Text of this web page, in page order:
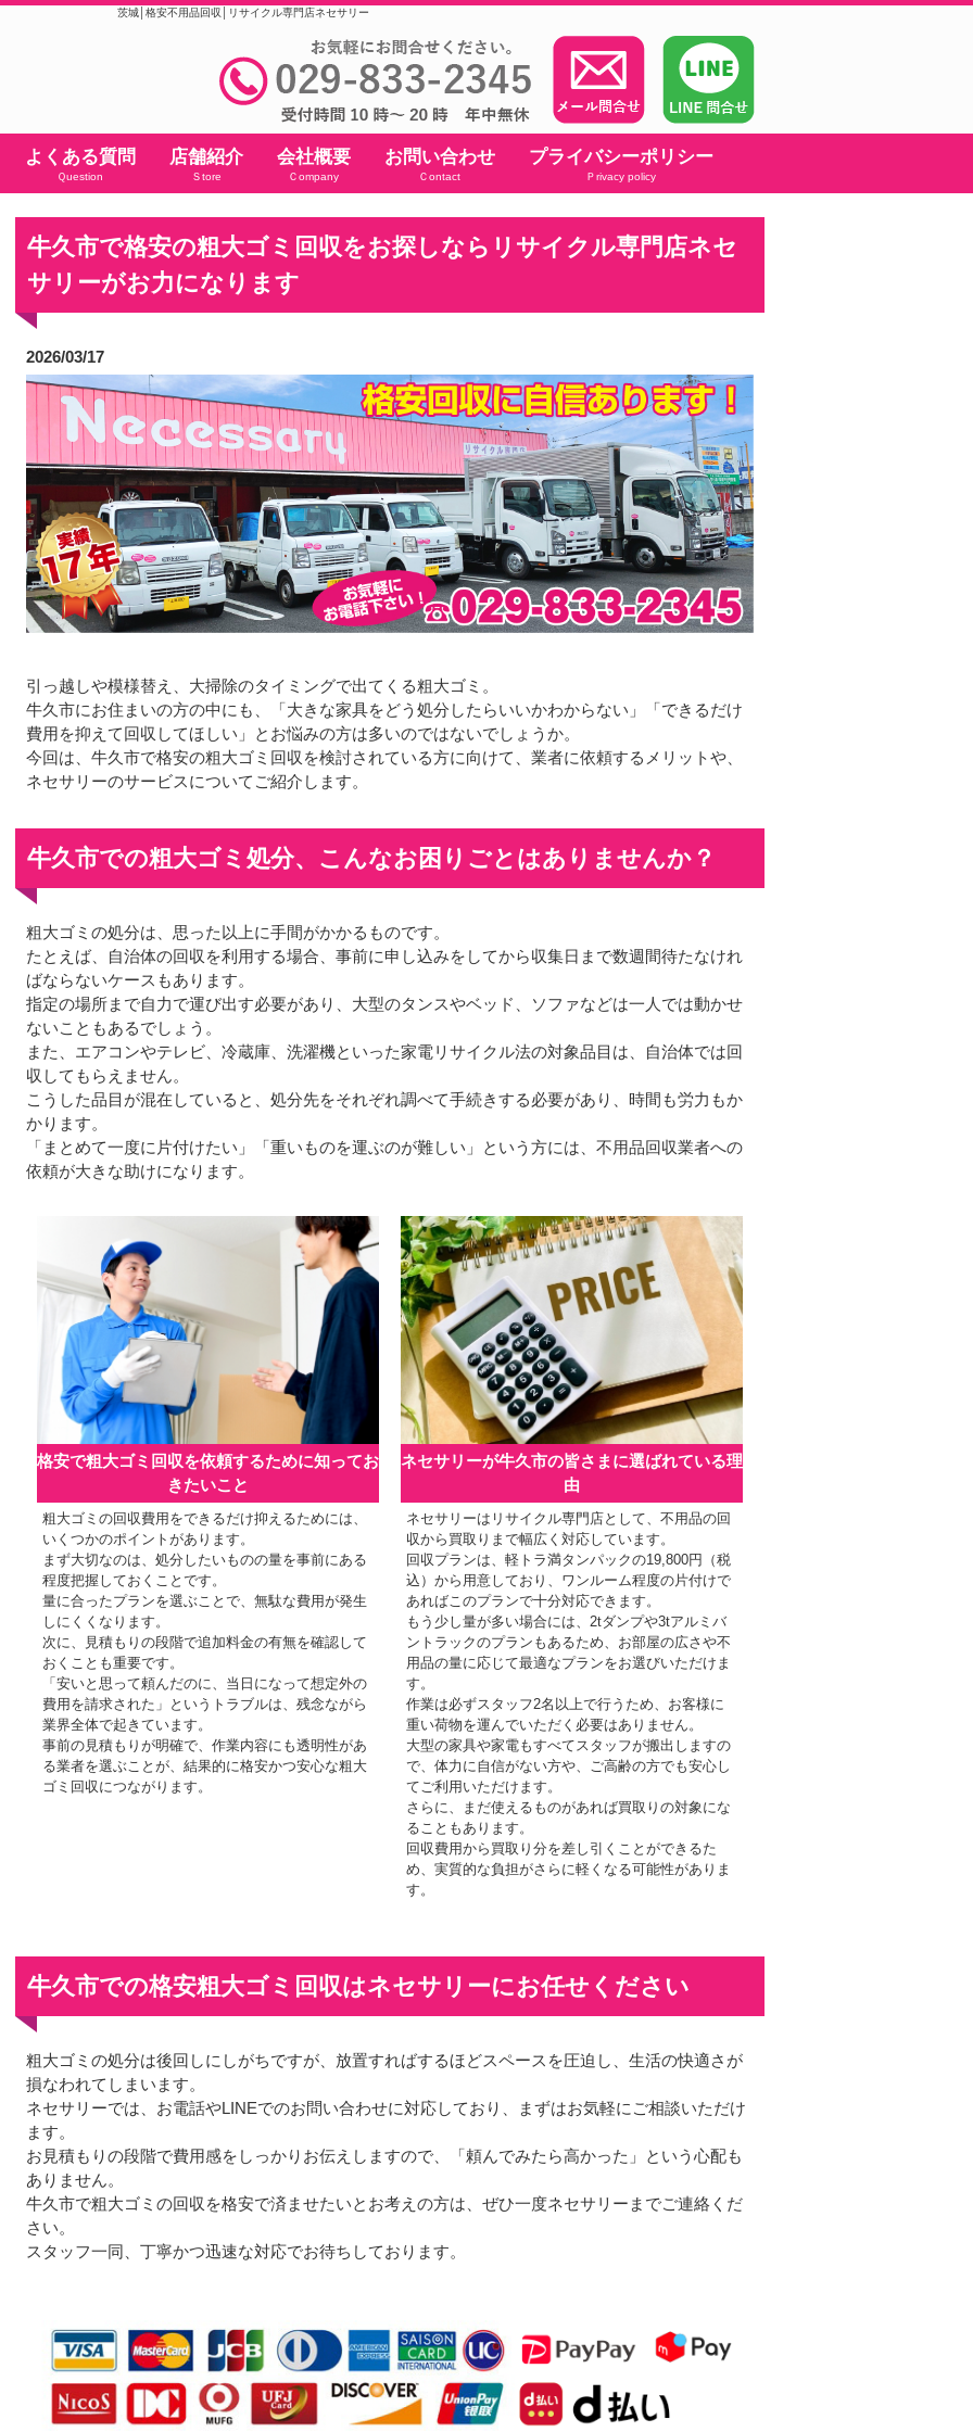
茨城│格安不用品回収│リサイクル専門店ネセサリー
よくある質問
Ｑuestion
店舗紹介
Ｓtore
会社概要
Ｃompany
お問い合わせ
Ｃontact
プライバシーポリシー
Ｐrivacy policy
牛久市で格安の粗大ゴミ回収をお探しならリサイクル専門店ネセ
サリーがお力になります
2026/03/17
引っ越しや模様替え、大掃除のタイミングで出てくる粗大ゴミ。
牛久市にお住まいの方の中にも、「大きな家具をどう処分したらいいかわからない」「できるだけ
費用を抑えて回収してほしい」とお悩みの方は多いのではないでしょうか。
今回は、牛久市で格安の粗大ゴミ回収を検討されている方に向けて、業者に依頼するメリットや、
ネセサリーのサービスについてご紹介します。
牛久市での粗大ゴミ処分、こんなお困りごとはありませんか？
粗大ゴミの処分は、思った以上に手間がかかるものです。
たとえば、自治体の回収を利用する場合、事前に申し込みをしてから収集日まで数週間待たなけれ
ばならないケースもあります。
指定の場所まで自力で運び出す必要があり、大型のタンスやベッド、ソファなどは一人では動かせ
ないこともあるでしょう。
また、エアコンやテレビ、冷蔵庫、洗濯機といった家電リサイクル法の対象品目は、自治体では回
収してもらえません。
こうした品目が混在していると、処分先をそれぞれ調べて手続きする必要があり、時間も労力もか
かります。
「まとめて一度に片付けたい」「重いものを運ぶのが難しい」という方には、不用品回収業者への
依頼が大きな助けになります。
格安で粗大ゴミ回収を依頼するために知ってお
きたいこと
粗大ゴミの回収費用をできるだけ抑えるためには、
いくつかのポイントがあります。
まず大切なのは、処分したいものの量を事前にある
程度把握しておくことです。
量に合ったプランを選ぶことで、無駄な費用が発生
しにくくなります。
次に、見積もりの段階で追加料金の有無を確認して
おくことも重要です。
「安いと思って頼んだのに、当日になって想定外の
費用を請求された」というトラブルは、残念ながら
業界全体で起きています。
事前の見積もりが明確で、作業内容にも透明性があ
る業者を選ぶことが、結果的に格安かつ安心な粗大
ゴミ回収につながります。
ネセサリーが牛久市の皆さまに選ばれている理
由
ネセサリーはリサイクル専門店として、不用品の回
収から買取りまで幅広く対応しています。
回収プランは、軽トラ満タンパックの19,800円（税
込）から用意しており、ワンルーム程度の片付けで
あればこのプランで十分対応できます。
もう少し量が多い場合には、2tダンプや3tアルミバ
ントラックのプランもあるため、お部屋の広さや不
用品の量に応じて最適なプランをお選びいただけま
す。
作業は必ずスタッフ2名以上で行うため、お客様に
重い荷物を運んでいただく必要はありません。
大型の家具や家電もすべてスタッフが搬出しますの
で、体力に自信がない方や、ご高齢の方でも安心し
てご利用いただけます。
さらに、まだ使えるものがあれば買取りの対象にな
ることもあります。
回収費用から買取り分を差し引くことができるた
め、実質的な負担がさらに軽くなる可能性がありま
す。
牛久市での格安粗大ゴミ回収はネセサリーにお任せください
粗大ゴミの処分は後回しにしがちですが、放置すればするほどスペースを圧迫し、生活の快適さが
損なわれてしまいます。
ネセサリーでは、お電話やLINEでのお問い合わせに対応しており、まずはお気軽にご相談いただけ
ます。
お見積もりの段階で費用感をしっかりお伝えしますので、「頼んでみたら高かった」という心配も
ありません。
牛久市で粗大ゴミの回収を格安で済ませたいとお考えの方は、ぜひ一度ネセサリーまでご連絡くだ
さい。
スタッフ一同、丁寧かつ迅速な対応でお待ちしております。